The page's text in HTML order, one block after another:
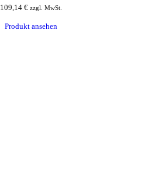
109,14 € zzgl. MwSt.
Produkt ansehen